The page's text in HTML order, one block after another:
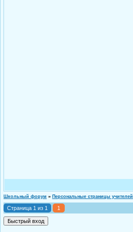
Школьный форум » Персональные страницы учителей
Страница 1 из 1 1